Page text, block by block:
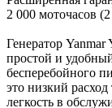
2 000 моточасов
Генератор
простой и
бесперебойного
это низкий
легкость в